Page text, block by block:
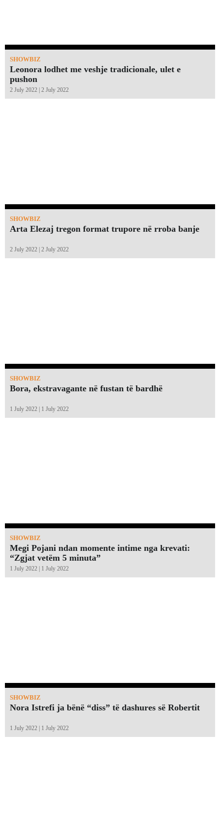
SHOWBIZ
Leonora lodhet me veshje tradicionale, ulet e
pushon
2 July 2022 | 2 July 2022
SHOWBIZ
Arta Elezaj tregon format trupore në rroba banje
2 July 2022 | 2 July 2022
SHOWBIZ
Bora, ekstravagante në fustan të bardhë
1 July 2022 | 1 July 2022
SHOWBIZ
Megi Pojani ndan momente intime nga krevati:
“Zgjat vetëm 5 minuta”￼
1 July 2022 | 1 July 2022
SHOWBIZ
Nora Istrefi ja bënë “diss” të dashures së Robertit
1 July 2022 | 1 July 2022